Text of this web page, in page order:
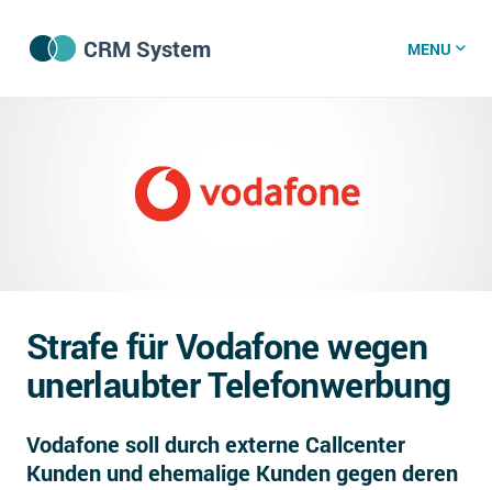
CRM System
CRM Wissenszentrum
Was ist CRM?
Offene Stellen bei CRM-Lieferanten
Über uns
DSGVO/GDPR
MENU
Strafe für Vodafone wegen
unerlaubter Telefonwerbung
Vodafone soll durch externe Callcenter
Kunden und ehemalige Kunden gegen deren